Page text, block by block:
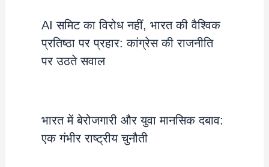
AI समिट का विरोध नहीं, भारत की वैश्विक
प्रतिष्ठा पर प्रहार: कांग्रेस की राजनीति
पर उठते सवाल
भारत में बेरोजगारी और युवा मानसिक दबाव:
एक गंभीर राष्ट्रीय चुनौती